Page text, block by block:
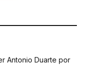
Antonio Duarte por